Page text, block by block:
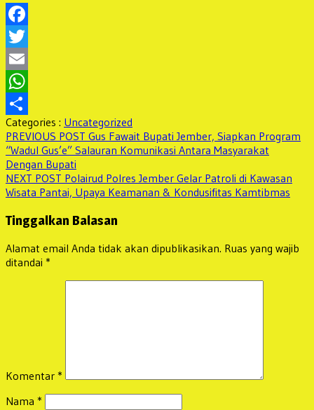
Facebook
Twitter
Email
WhatsApp
Share
Categories : Uncategorized
Navigasi
pos
PREVIOUS POST Previous
post:
Gus Fawait Bupati Jember, Siapkan Program
“Wadul Gus’e” Salauran Komunikasi Antara Masyarakat
Dengan Bupati
NEXT POST Next
post:
Polairud Polres Jember Gelar Patroli di Kawasan
Wisata Pantai, Upaya Keamanan & Kondusifitas Kamtibmas
Tinggalkan Balasan
Alamat email Anda tidak akan dipublikasikan. Ruas yang wajib
ditandai *
Komentar *
Nama *